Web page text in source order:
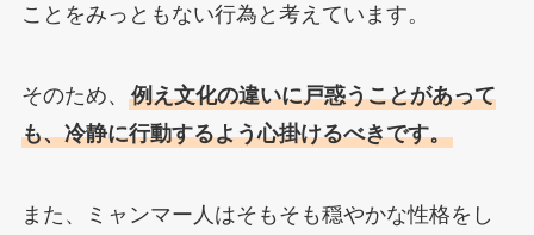
ことをみっともない行為と考えています。
そのため、 例え文化の違いに戸惑うことがあって
も、冷静に行動するよう心掛けるべきです。
また、ミャンマー人はそもそも穏やかな性格をし